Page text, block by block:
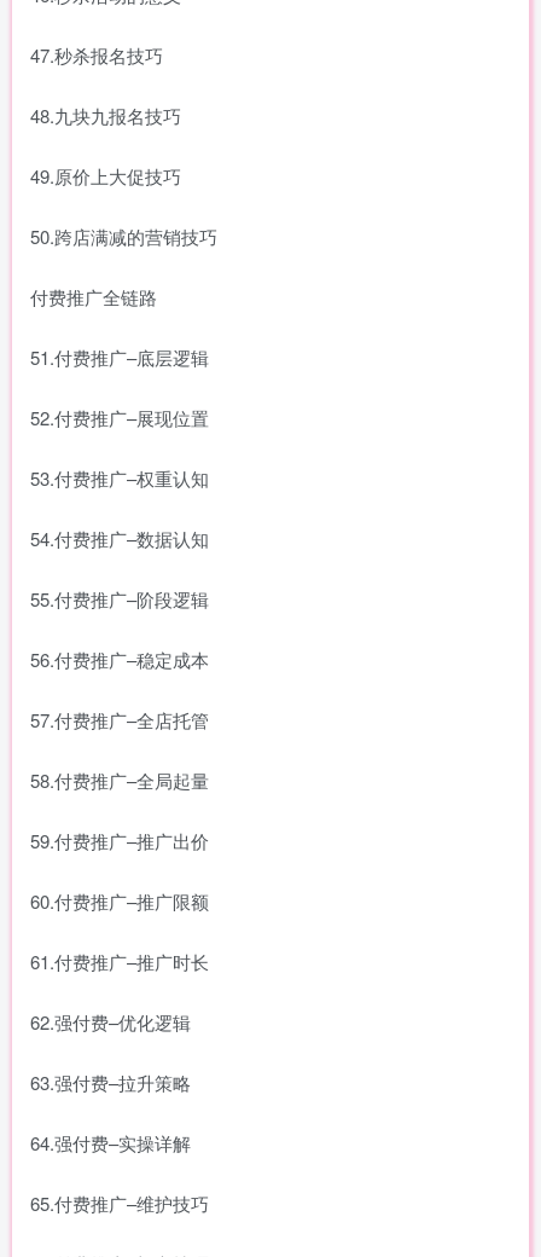
47.秒杀报名技巧
48.九块九报名技巧
49.原价上大促技巧
50.跨店满减的营销技巧
付费推广全链路
51.付费推广–底层逻辑
52.付费推广–展现位置
53.付费推广–权重认知
54.付费推广–数据认知
55.付费推广–阶段逻辑
56.付费推广–稳定成本
57.付费推广–全店托管
58.付费推广–全局起量
59.付费推广–推广出价
60.付费推广–推广限额
61.付费推广–推广时长
62.强付费–优化逻辑
63.强付费–拉升策略
64.强付费–实操详解
65.付费推广–维护技巧